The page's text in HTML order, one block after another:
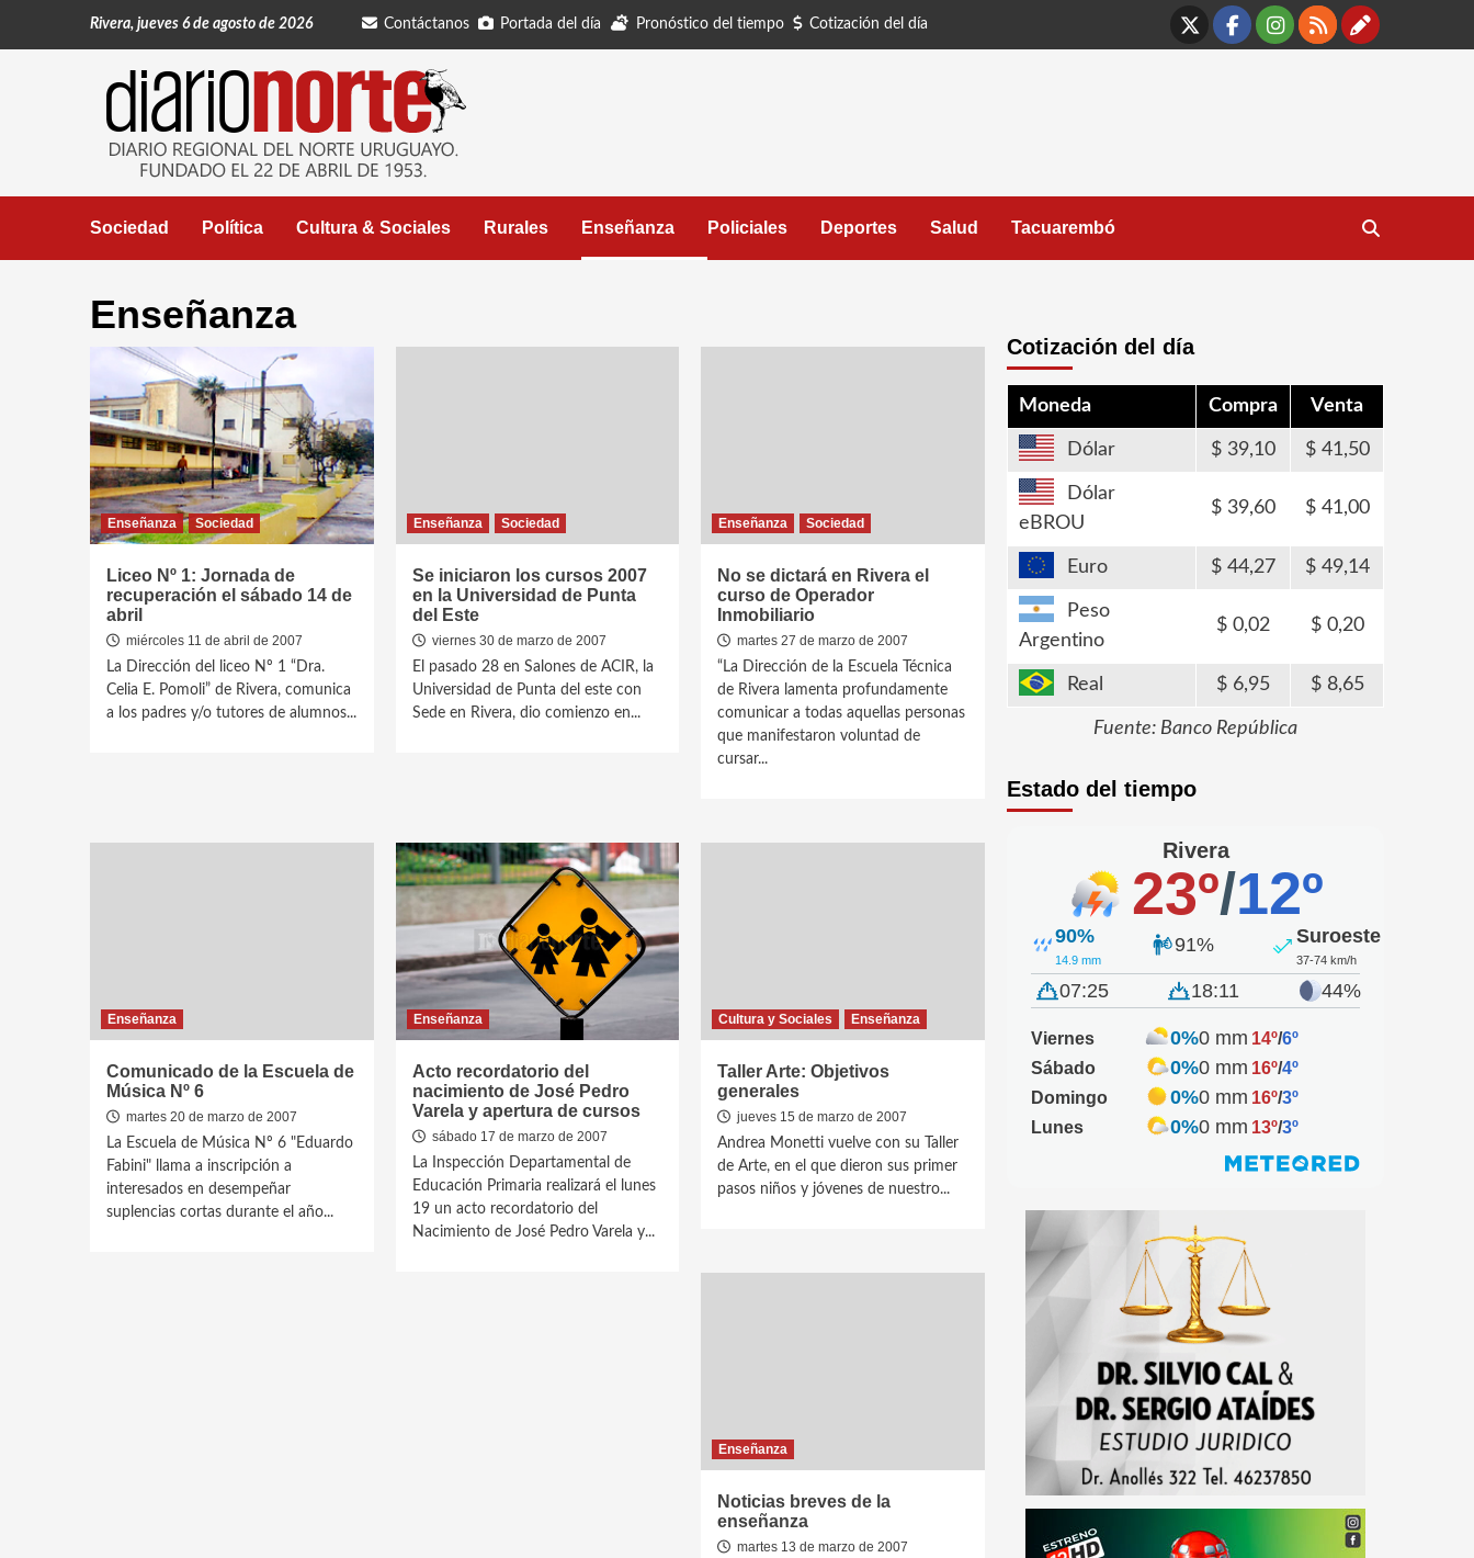
Rivera, jueves 6 de agosto de 2026 Contáctanos Portada del día Pronóstico del tiempo Cotización del día
X Facebook
Instagram
RSS
Sociedad Política Cultura & Sociales Rurales Enseñanza Policiales Deportes Salud Tacuarembó
Enseñanza
Enseñanza Sociedad
Liceo Nº 1: Jornada de
recuperación el sábado 14 de
abril
miércoles 11 de abril de 2007
La Dirección del liceo Nº 1 “Dra.
Celia E. Pomoli” de Rivera, comunica
a los padres y/o tutores de alumnos...
Enseñanza Sociedad
Se iniciaron los cursos 2007
en la Universidad de Punta
del Este
viernes 30 de marzo de 2007
El pasado 28 en Salones de ACIR, la
Universidad de Punta del este con
Sede en Rivera, dio comienzo en...
Enseñanza Sociedad
No se dictará en Rivera el
curso de Operador
Inmobiliario
martes 27 de marzo de 2007
“La Dirección de la Escuela Técnica
de Rivera lamenta profundamente
comunicar a todas aquellas personas
que manifestaron voluntad de
cursar...
Enseñanza
Comunicado de la Escuela de
Música Nº 6
martes 20 de marzo de 2007
La Escuela de Música Nº 6 "Eduardo
Fabini" llama a inscripción a
interesados en desempeñar
suplencias cortas durante el año...
Enseñanza
Acto recordatorio del
nacimiento de José Pedro
Varela y apertura de cursos
sábado 17 de marzo de 2007
La Inspección Departamental de
Educación Primaria realizará el lunes
19 un acto recordatorio del
Nacimiento de José Pedro Varela y...
Cultura y Sociales Enseñanza
Taller Arte: Objetivos
generales
jueves 15 de marzo de 2007
Andrea Monetti vuelve con su Taller
de Arte, en el que dieron sus primer
pasos niños y jóvenes de nuestro...
Enseñanza
Noticias breves de la
enseñanza
martes 13 de marzo de 2007
Cotización del día
Moneda Compra Venta
Dólar 39,10 41,50
Dólar
eBROU
39,60 41,00
Euro 44,27 49,14
Peso
Argentino
0,02 0,20
Real 6,95 8,65
Fuente: Banco República
Estado del tiempo
Rivera
23º/12º
90%
14.9 mm
91% Suroeste
37-74 km/h
07:25 18:11 44%
Viernes 0%0 mm 14º/6º
Sábado
0%0 mm 16º/4º
Domingo
0%0 mm 16º/3º
Lunes
0%0 mm 13º/3º